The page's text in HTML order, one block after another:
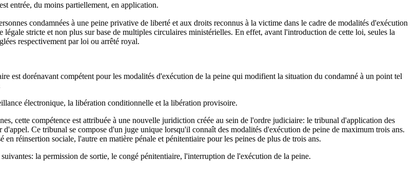
entrée, du moins partiellement, en application.
condamnées à une peine privative de liberté et aux droits reconnus à la victime dans le cadre de modalités d'exécution
stricte et non plus sur base de multiples circulaires ministérielles. En effet, avant l'introduction de cette loi, seules la
respectivement par loi ou arrêté royal.
est dorénavant compétent pour les modalités d'exécution de la peine qui modifient la situation du condamné à un point tel
électronique, la libération conditionnelle et la libération provisoire.
cette compétence est attribuée à une nouvelle juridiction créée au sein de l'ordre judiciaire: le tribunal d'application des
Ce tribunal se compose d'un juge unique lorsqu'il connaît des modalités d'exécution de peine de maximum trois ans.
réinsertion sociale, l'autre en matière pénale et pénitentiaire pour les peines de plus de trois ans.
la permission de sortie, le congé pénitentiaire, l'interruption de l'exécution de la peine.